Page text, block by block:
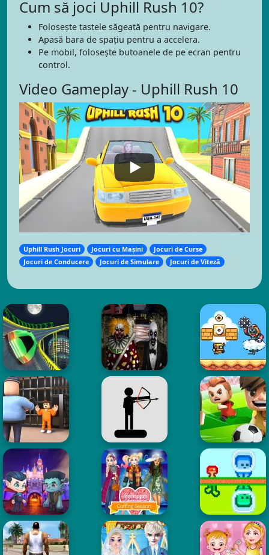
Cum să joci Uphill Rush 10?
Folosește tastele săgeată pentru navigare.
Apasă bara de spațiu pentru a accelera.
Pe mobil, folosește butoanele de pe ecran pentru
control.
Video Gameplay - Uphill Rush 10
Uphill Rush Jocuri Jocuri cu Mașini
Jocuri de Curse
Jocuri de Conducere
Jocuri de Simulare Jocuri de Viteză